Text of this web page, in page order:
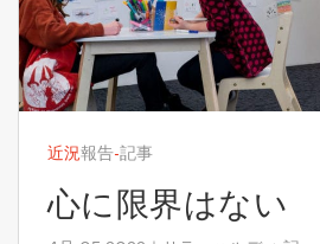
近況報告-記事
心に限界はない